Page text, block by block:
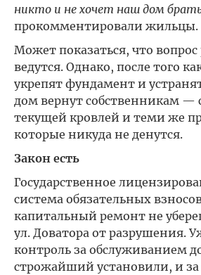
никто и не хочет наш дом
прокомментировали жильцы.
Может показаться, что
ведутся. Однако, после того
укрепят фундамент и
дом вернут собственникам —
текущей кровлей и теми же
которые никуда не денутся.
Закон есть
Государственное
система обязательных
капитальный ремонт не
ул. Доватора от разрушения.
контроль за обслуживанием
строжайший установили, и за